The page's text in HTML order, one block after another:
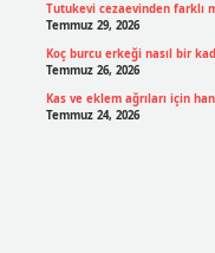
Tutukevi cezaevinden farklı
Temmuz 29, 2026
Koç burcu erkeği nasıl bir
Temmuz 26, 2026
Kas ve eklem ağrıları için
Temmuz 24, 2026